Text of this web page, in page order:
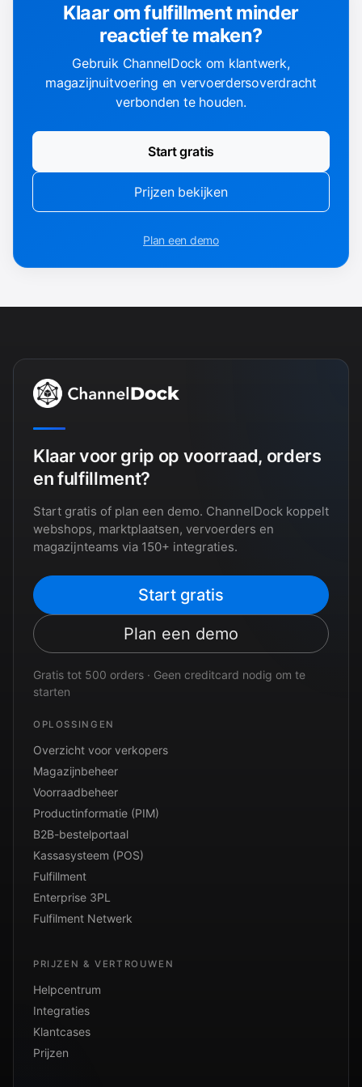
Klaar om fulfillment minder
reactief te maken?
Gebruik ChannelDock om klantwerk,
magazijnuitvoering en vervoerdersoverdracht
verbonden te houden.
Start gratis
Prijzen bekijken
Plan een demo
Klaar voor grip op voorraad, orders
en fulfillment?
Start gratis of plan een demo. ChannelDock koppelt
webshops, marktplaatsen, vervoerders en
magazijnteams via 150+ integraties.
Start gratis
Plan een demo
Gratis tot 500 orders · Geen creditcard nodig om te
starten
OPLOSSINGEN
Overzicht voor verkopers
Magazijnbeheer
Voorraadbeheer
Productinformatie (PIM)
B2B-bestelportaal
Kassasysteem (POS)
Fulfillment
Enterprise 3PL
Fulfilment Netwerk
PRIJZEN & VERTROUWEN
Helpcentrum
Integraties
Klantcases
Prijzen